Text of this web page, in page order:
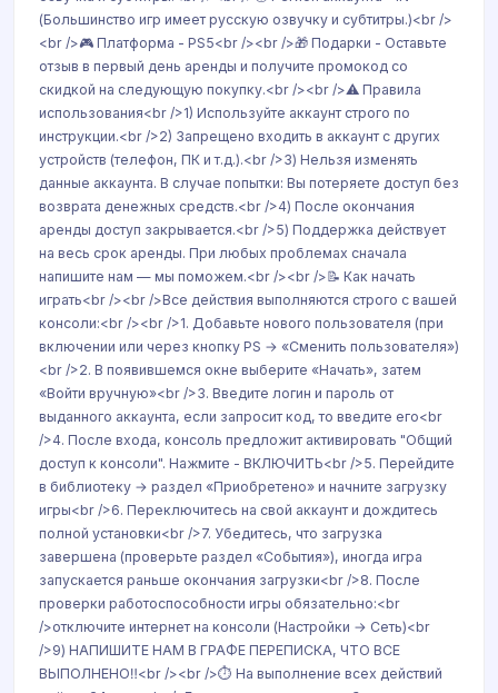
(Большинство игр имеет русскую озвучку и субтитры.)<br />
<br />🎮 Платформа - PS5<br /><br />🎁 Подарки - Оставьте
отзыв в первый день аренды и получите промокод со
скидкой на следующую покупку.<br /><br />⚠️ Правила
использования<br />1) Используйте аккаунт строго по
инструкции.<br />2) Запрещено входить в аккаунт с других
устройств (телефон, ПК и т.д.).<br />3) Нельзя изменять
данные аккаунта. В случае попытки: Вы потеряете доступ без
возврата денежных средств.<br />4) После окончания
аренды доступ закрывается.<br />5) Поддержка действует
на весь срок аренды. При любых проблемах сначала
напишите нам — мы поможем.<br /><br />📝 Как начать
играть<br /><br />Все действия выполняются строго с вашей
консоли:<br /><br />1. Добавьте нового пользователя (при
включении или через кнопку PS → «Сменить пользователя»)
<br />2. В появившемся окне выберите «Начать», затем
«Войти вручную»<br />3. Введите логин и пароль от
выданного аккаунта, если запросит код, то введите его<br
/>4. После входа, консоль предложит активировать "Общий
доступ к консоли". Нажмите - ВКЛЮЧИТЬ<br />5. Перейдите
в библиотеку → раздел «Приобретено» и начните загрузку
игры<br />6. Переключитесь на свой аккаунт и дождитесь
полной установки<br />7. Убедитесь, что загрузка
завершена (проверьте раздел «События»), иногда игра
запускается раньше окончания загрузки<br />8. После
проверки работоспособности игры обязательно:<br
/>отключите интернет на консоли (Настройки → Сеть)<br
/>9) НАПИШИТЕ НАМ В ГРАФЕ ПЕРЕПИСКА, ЧТО ВСЕ
ВЫПОЛНЕНО‼️<br /><br />⏱ На выполнение всех действий